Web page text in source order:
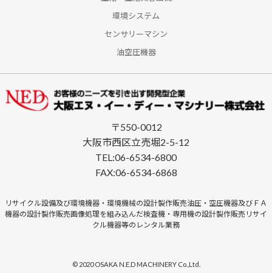
環境システム
センサリーマシン
油空圧機器
〒550-0012
大阪市西区立売堀2-5-12
TEL:06-6534-6800
FAX:06-6534-6868
リサイクル設備及び環境機器・環境機械の設計製作販売油圧・空圧機器及びＦＡ
機器の設計製作販売画像処理を組み込んだ検査機・専用機の設計製作販売リサイ
クル機器等のレンタル業務
© 2020 OSAKA N.E.D MACHINERY Co.,Ltd.